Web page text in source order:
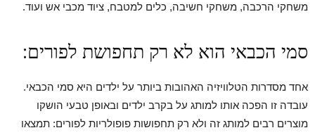
משחקי הרכבה, משחקי חשיבה, כלים למטבח, ציוד מכבי אש ועוד.
סמי הכבאי הוא לא רק תחפושת לפורים:
אחד מסדרות הטלוויזיה האהובות ביותר על ילדים היא סמי הכבאי.
עובדה זו הפכה אותו למותג על בקרב ילדים ובאופן טבעי הושקו
מוצרים רבים למותג זה ולא רק תחפושות פופולריות לפורים: תמצאו